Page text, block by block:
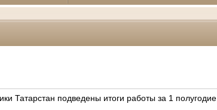
Татарстан подведены итоги работы за 1 полугодие